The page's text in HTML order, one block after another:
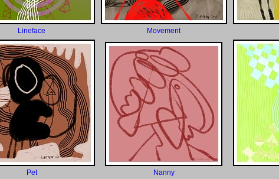
Lineface Movement
Pet Nanny